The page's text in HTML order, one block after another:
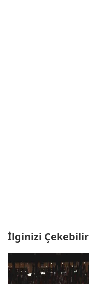
İlginizi Çekebilir